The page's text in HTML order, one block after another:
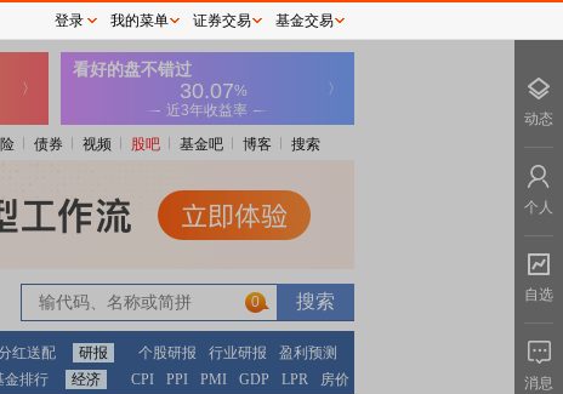
债券 视频 股吧 基金吧 博客 搜索
0
红送配 研报 个股研报 行业研报
盈利预测
金排行 经济 CPI PPI PMI GDP LPR 房价
登录 我的菜单 证券交易 基金交易
动态
个人
自选
消息